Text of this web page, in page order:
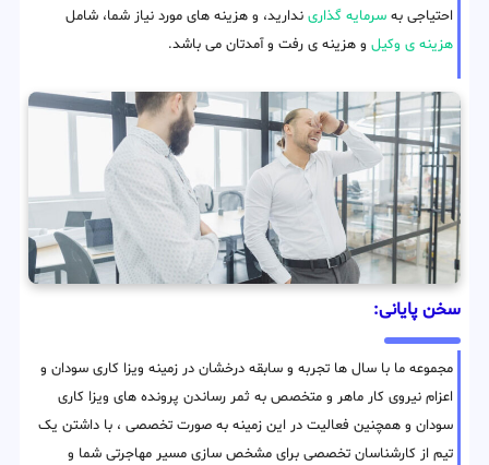
احتیاجی به سرمایه گذاری ندارید، و هزینه های مورد نیاز شما، شامل
هزینه ی وکیل و هزینه ی رفت و آمدتان می باشد.
سخن پایانی:
مجموعه ما با سال ها تجربه و سابقه درخشان در زمینه ویزا کاری سودان و
اعزام نیروی کار ماهر و متخصص به ثمر رساندن پرونده های ویزا کاری
سودان و همچنین فعالیت در این زمینه به صورت تخصصی ، با داشتن یک
تیم از کارشناسان تخصصی برای مشخص سازی مسیر مهاجرتی شما و